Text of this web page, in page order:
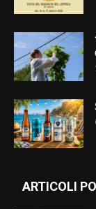
ARTICOLI